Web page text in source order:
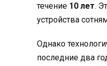
течение 10 лет.
устройства
Однако
последние два